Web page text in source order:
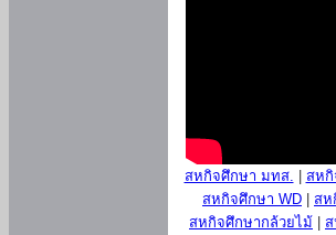
สหกิจศึกษา มทส.
สหกิ
สหกิจศึกษา WD
สห
สหกิจศึกษากล้วยไม้